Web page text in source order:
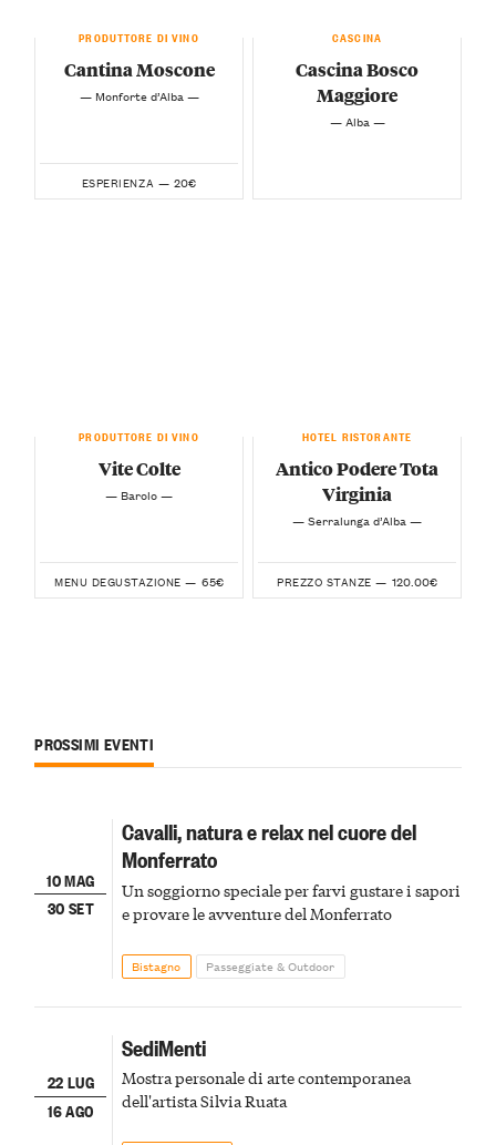
PRODUTTORE DI VINO
Cantina Moscone
— Monforte d’Alba —
ESPERIENZA — 20€
CASCINA
Cascina Bosco
Maggiore
— Alba —
PRODUTTORE DI VINO
Vite Colte
— Barolo —
MENU DEGUSTAZIONE — 65€
HOTEL RISTORANTE
Antico Podere Tota
Virginia
— Serralunga d’Alba —
PREZZO STANZE — 120.00€
PROSSIMI EVENTI
10 MAG
30 SET
Cavalli, natura e relax nel cuore del
Monferrato
Un soggiorno speciale per farvi gustare i sapori
e provare le avventure del Monferrato
Bistagno Passeggiate & Outdoor
22 LUG
16 AGO
SediMenti
Mostra personale di arte contemporanea
dell'artista Silvia Ruata